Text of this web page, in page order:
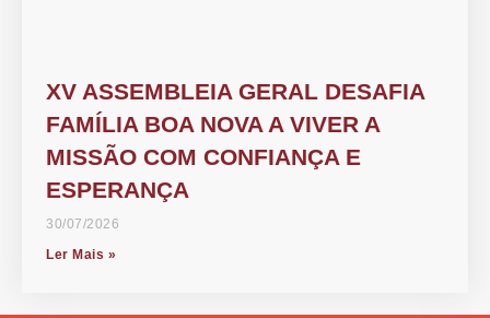
XV ASSEMBLEIA GERAL DESAFIA
FAMÍLIA BOA NOVA A VIVER A
MISSÃO COM CONFIANÇA E
ESPERANÇA
30/07/2026
Ler Mais »